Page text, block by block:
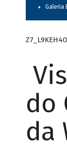
Galeria
do
da